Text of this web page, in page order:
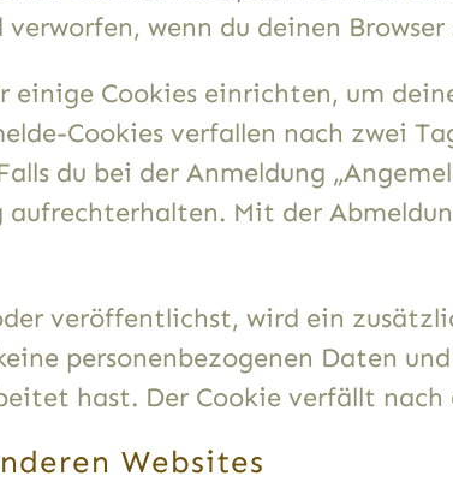
wenn du deinen
einige Cookies einrichten, um
Cookies verfallen nach zwei
du bei der Anmeldung
Mit der
veröffentlichst, wird ein
personenbezogenen Daten
hast. Der Cookie verfällt nach
Websites